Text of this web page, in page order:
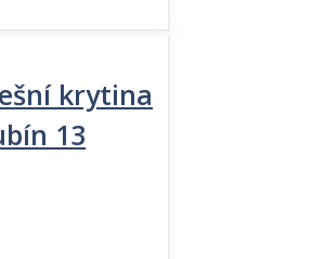
krytina
13